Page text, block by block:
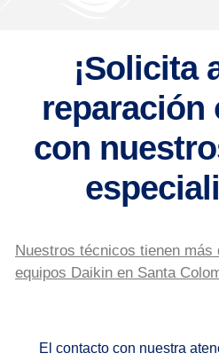
¡Solicita
reparación
con
Nuestros técnicos tienen más
equipos Daikin en Santa
El contacto con nuestra